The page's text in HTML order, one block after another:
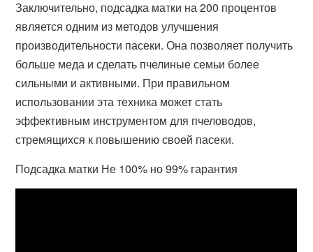
Заключительно, подсадка матки на 200 процентов
является одним из методов улучшения
производительности пасеки. Она позволяет получить
больше меда и сделать пчелиные семьи более
сильными и активными. При правильном
использовании эта техника может стать
эффективным инструментом для пчеловодов,
стремящихся к повышению своей пасеки.
Подсадка матки Не 100% но 99% гарантия